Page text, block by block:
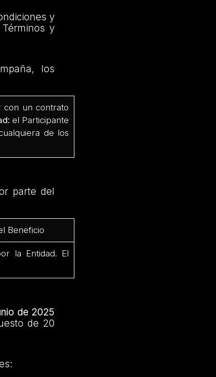
y
y
los
con un contrato
el Participante
de los
parte del
Beneficio
la Entidad. El
de 2025
de 20